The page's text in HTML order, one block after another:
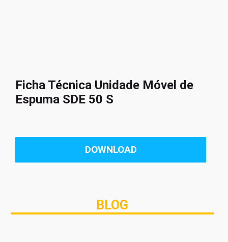
Ficha Técnica Unidade Móvel de
Espuma SDE 50 S
DOWNLOAD
BLOG